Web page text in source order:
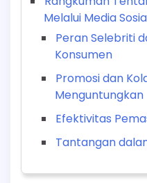
Melalui Media
Peran Selebriti
Konsumen
Promosi dan
Menguntungkan
Efektivitas
Tantangan